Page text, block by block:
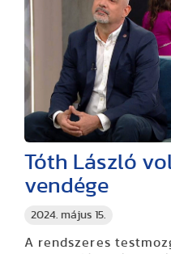
2024. május 15.
Tóth László
vendége
A rendszeres